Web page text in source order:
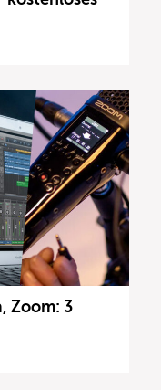
Zoom: 3